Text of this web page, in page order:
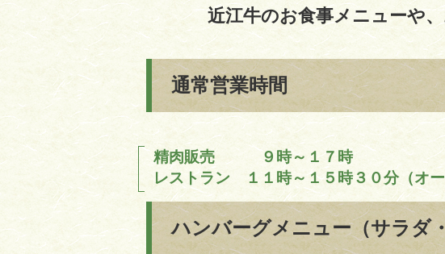
近江牛のお食事メニューや
通常営業時間
精肉販売 ９時～１７時
レストラン １１時～１５時３０分（オー
ハンバーグメニュー（サラダ